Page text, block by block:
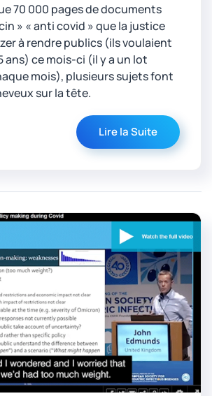
70 000 pages de documents
» « anti covid » que la justice
à rendre publics (ils voulaient
ans) ce mois-ci (il y a un lot
mois), plusieurs sujets font
sur la tête.
Lire la Suite